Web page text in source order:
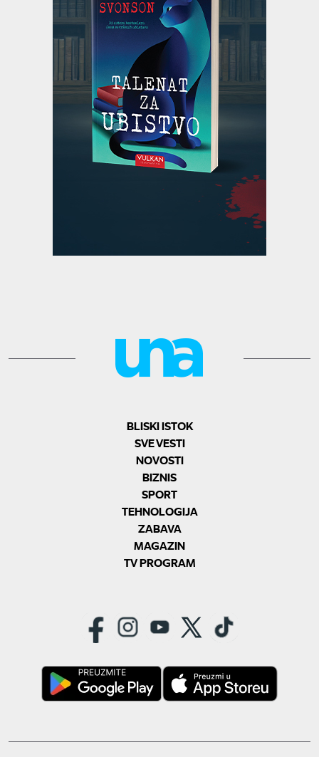
BLISKI ISTOK
SVE VESTI
NOVOSTI
BIZNIS
SPORT
TEHNOLOGIJA
ZABAVA
MAGAZIN
TV PROGRAM